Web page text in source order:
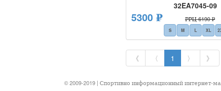
32EA7045-09
5300 ₽ РРЦ 6190 ₽
S M L XL
《 〈 1 〉 》
© 2009-2019 | Спортивно информационный интернет-